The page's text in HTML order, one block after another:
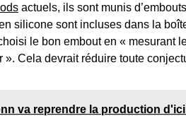
actuels, ils sont munis
silicone sont incluses dans la
le bon embout en « mesurant
». Cela devrait réduire toute
va reprendre la production